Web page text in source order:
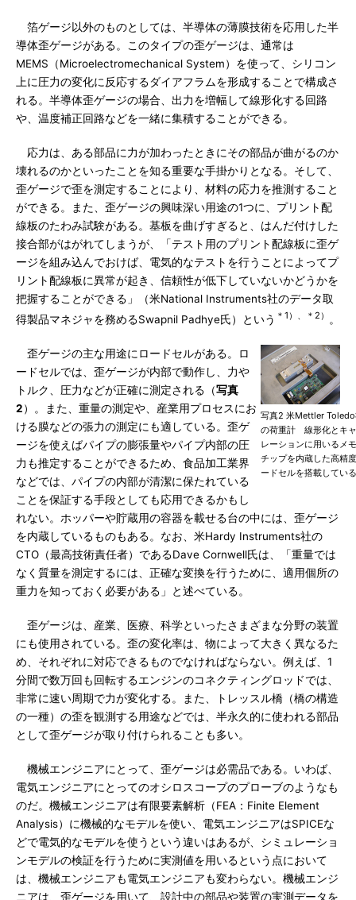
箔ゲージ以外のものとしては、半導体の薄膜技術を応用した半
導体歪ゲージがある。このタイプの歪ゲージは、通常は
MEMS（Microelectromechanical System）を使って、シリコン
上に圧力の変化に反応するダイアフラムを形成することで構成さ
れる。半導体歪ゲージの場合、出力を増幅して線形化する回路
や、温度補正回路などを一緒に集積することができる。
応力は、ある部品に力が加わったときにその部品が曲がるのか
壊れるのかといったことを知る重要な手掛かりとなる。そして、
歪ゲージで歪を測定することにより、材料の応力を推測すること
ができる。また、歪ゲージの興味深い用途の1つに、プリント配
線板のたわみ試験がある。基板を曲げすぎると、はんだ付けした
接合部がはがれてしまうが、「テスト用のプリント配線板に歪ゲ
ージを組み込んでおけば、電気的なテストを行うことによってプ
リント配線板に異常が起き、信頼性が低下していないかどうかを
把握することができる」（米National Instruments社のデータ取
得製品マネジャを務めるSwapnil Padhye氏）という ＊1）、＊2） 。
写真2 米Mettler
の荷重計 線形化とキ
レーションに用いるメ
チップを内蔵した高精
ードセルを搭載してい
歪ゲージの主な用途にロードセルがある。ロ
ードセルでは、歪ゲージが内部で動作し、力や
トルク、圧力などが正確に測定される（写真
2）。また、重量の測定や、産業用プロセスにお
ける膜などの張力の測定にも適している。歪ゲ
ージを使えばパイプの膨張量やパイプ内部の圧
力も推定することができるため、食品加工業界
などでは、パイプの内部が清潔に保たれている
ことを保証する手段としても応用できるかもし
れない。ホッパーや貯蔵用の容器を載せる台の中には、歪ゲージ
を内蔵しているものもある。なお、米Hardy Instruments社の
CTO（最高技術責任者）であるDave Cornwell氏は、「重量では
なく質量を測定するには、正確な変換を行うために、適用個所の
重力を知っておく必要がある」と述べている。
歪ゲージは、産業、医療、科学といったさまざまな分野の装置
にも使用されている。歪の変化率は、物によって大きく異なるた
め、それぞれに対応できるものでなければならない。例えば、1
分間で数万回も回転するエンジンのコネクティングロッドでは、
非常に速い周期で力が変化する。また、トレッスル橋（橋の構造
の一種）の歪を観測する用途などでは、半永久的に使われる部品
として歪ゲージが取り付けられることも多い。
機械エンジニアにとって、歪ゲージは必需品である。いわば、
電気エンジニアにとってのオシロスコープのプローブのようなも
のだ。機械エンジニアは有限要素解析（FEA：Finite Element
Analysis）に機械的なモデルを使い、電気エンジニアはSPICEな
どで電気的なモデルを使うという違いはあるが、シミュレーショ
ンモデルの検証を行うために実測値を用いるという点において
は、機械エンジニアも電気エンジニアも変わらない。機械エンジ
ニアは、歪ゲージを用いて、設計中の部品や装置の実測データを